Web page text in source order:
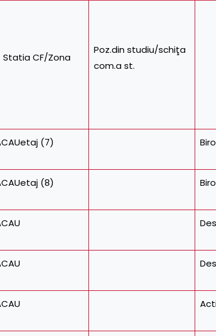
Statia CF/Zona
Poz.din studiu/schiţa
com.a st.
(7)
(8)